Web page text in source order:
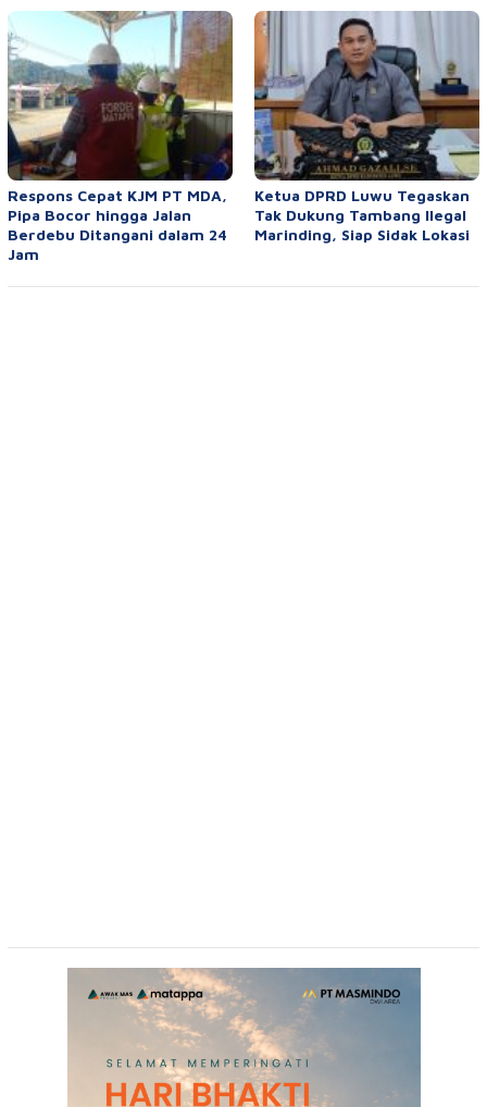
Respons Cepat KJM PT MDA,
Pipa Bocor hingga Jalan
Berdebu Ditangani dalam 24
Jam
Ketua DPRD Luwu Tegaskan
Tak Dukung Tambang Ilegal
Marinding, Siap Sidak Lokasi